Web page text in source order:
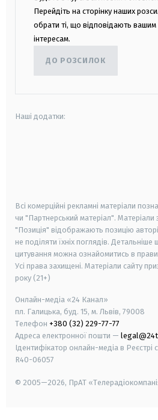
Перейдіть на сторінку наших
обрати ті, що відповідають вашим
інтересам.
ДО РОЗСИЛОК
Наші додатки:
Всі комерційні рекламні матеріали
чи "Партнерський матеріал".
"Позиція" відображають позицію
не поділяти їхніх поглядів.
цитування можна ознайомитись в
Усі права захищені. Матеріали сайту
року (21+)
Онлайн-медіа «24 Канал»
пл. Галицька, буд. 15, м. Львів, 79008
Телефон +380 (32) 229-77-77
Адреса електронної пошти —
Ідентифікатор онлайн-медіа в Реєстрі
R40-06057
© 2005—2026, ПрАТ